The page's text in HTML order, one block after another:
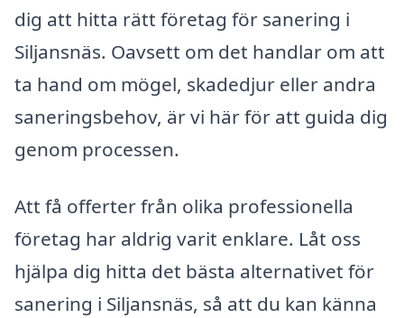
dig att hitta rätt företag för sanering i
Siljansnäs. Oavsett om det handlar om att
ta hand om mögel, skadedjur eller andra
saneringsbehov, är vi här för att guida dig
genom processen.
Att få offerter från olika professionella
företag har aldrig varit enklare. Låt oss
hjälpa dig hitta det bästa alternativet för
sanering i Siljansnäs, så att du kan känna